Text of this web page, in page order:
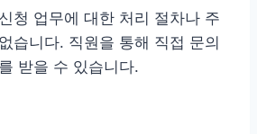
청 업무에 대한 처리 절차나 주
습니다. 직원을 통해 직접 문의
받을 수 있습니다.